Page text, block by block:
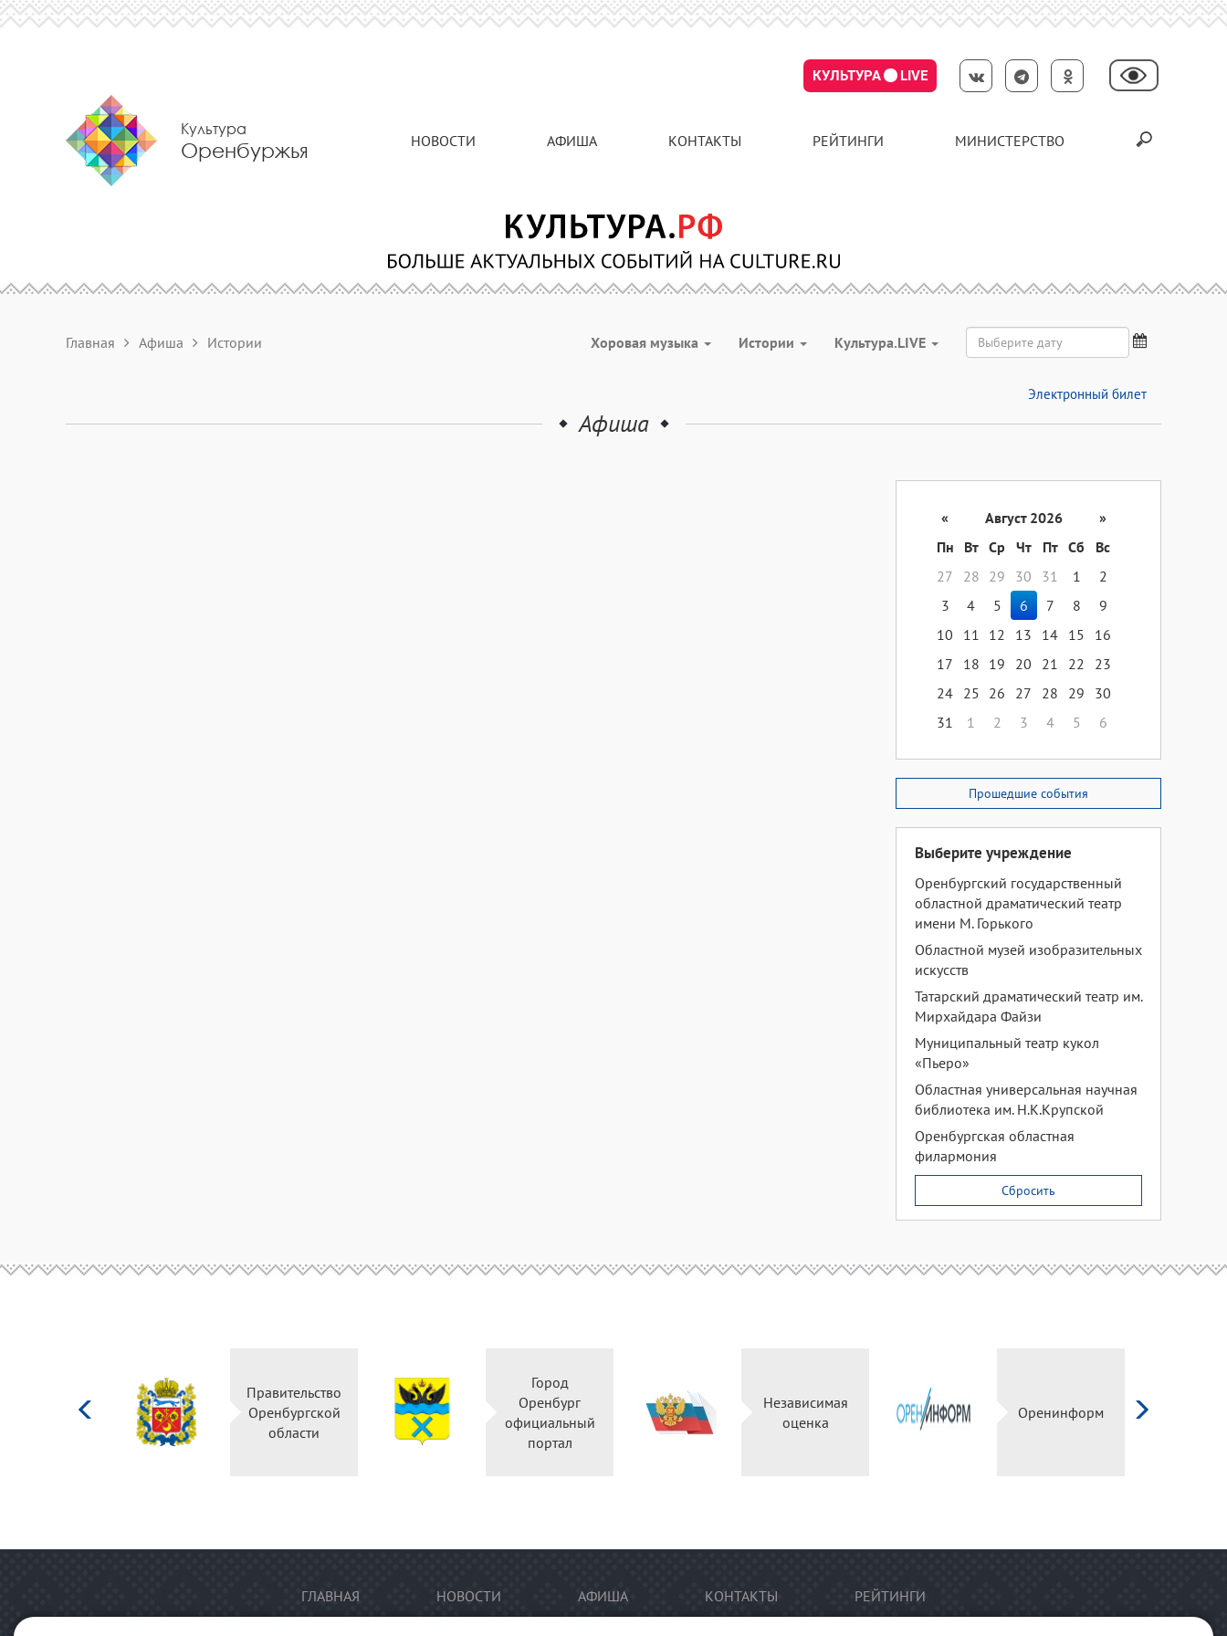
КУЛЬТУРА LIVE
Культура
Оренбуржья НОВОСТИ АФИША КОНТАКТЫ РЕЙТИНГИ МИНИСТЕРСТВО
Главная Афиша Истории Хоровая музыка Истории Культура.LIVE
Электронный билет
Афиша
« Август 2026
»
Пн
Вт Ср Чт Пт Сб
Вс
27
28 29 30 31 1
2
3
4 5 6 7 8
9
10
11 12 13 14 15
16
17
18 19 20 21 22
23
24 25 26 27 28 29
30
31
1 2 3 4 5 6
Прошедшие события
Выберите учреждение
Оренбургский государственный
областной драматический театр
имени М. Горького
Областной музей изобразительных
искусств
Татарский драматический театр им.
Мирхайдара Файзи
Муниципальный театр кукол
«Пьеро»
Областная универсальная научная
библиотека им. Н.К.Крупской
Оренбургская областная
филармония
Сбросить
Правительство
Оренбургской
области
Город
Оренбург
официальный
портал
Независимая
оценка
Оренинформ
ГЛАВНАЯ НОВОСТИ АФИША КОНТАКТЫ РЕЙТИНГИ